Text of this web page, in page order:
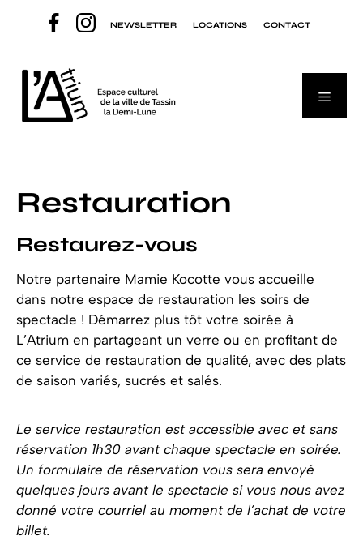
NEWSLETTER LOCATIONS CONTACT
Restauration
Restaurez-vous
Notre partenaire Mamie Kocotte vous accueille
dans notre espace de restauration les soirs de
spectacle ! Démarrez plus tôt votre soirée à
L’Atrium en partageant un verre ou en profitant de
ce service de restauration de qualité, avec des plats
de saison variés, sucrés et salés.
Le service restauration est accessible avec et sans
réservation 1h30 avant chaque spectacle en soirée.
Un formulaire de réservation vous sera envoyé
quelques jours avant le spectacle si vous nous avez
donné votre courriel au moment de l’achat de votre
billet.